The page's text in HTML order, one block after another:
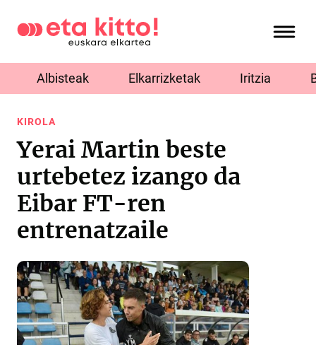
Albisteak Elkarrizketak Iritzia
KIROLA
Yerai Martin beste
urtebetez izango da
Eibar FT-ren
entrenatzaile